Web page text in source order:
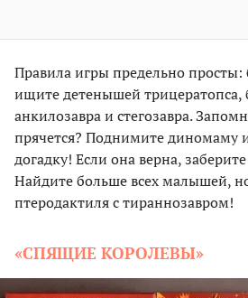
Правила игры предельно просты:
ищите детенышей трицератопса,
анкилозавра и стегозавра.
прячется? Поднимите диномаму
догадку! Если она верна,
Найдите больше всех малышей, но
птеродактиля с тираннозавром!
«СПЯЩИЕ КОРОЛЕВЫ»